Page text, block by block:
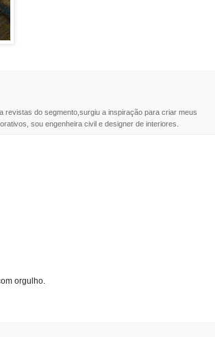
revistas do segmento,surgiu a inspiração para criar meus
sou engenheira civil e designer de interiores.
orgulho.